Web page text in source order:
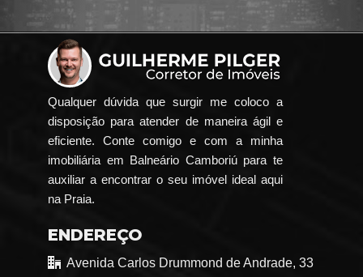
Qualquer dúvida que surgir me coloco a
disposição para atender de maneira ágil e
eficiente. Conte comigo e com a minha
imobiliária em Balneário Camboriú para te
auxiliar a encontrar o seu imóvel ideal aqui
na Praia.
ENDEREÇO
Avenida Carlos Drummond de Andrade, 33